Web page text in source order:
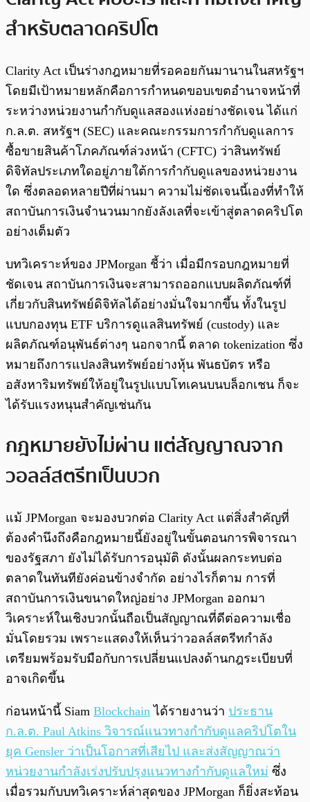
สำหรับตลาดคริปโต
Clarity Act เป็นร่างกฎหมายที่รอคอยกันมานานในสหรัฐฯ
โดยมีเป้าหมายหลักคือการกำหนดขอบเขตอำนาจหน้าที่
ระหว่างหน่วยงานกำกับดูแลสองแห่งอย่างชัดเจน ได้แก่
ก.ล.ต. สหรัฐฯ (SEC) และคณะกรรมการกำกับดูแลการ
ซื้อขายสินค้าโภคภัณฑ์ล่วงหน้า (CFTC) ว่าสินทรัพย์
ดิจิทัลประเภทใดอยู่ภายใต้การกำกับดูแลของหน่วยงาน
ใด ซึ่งตลอดหลายปีที่ผ่านมา ความไม่ชัดเจนนี้เองที่ทำให้
สถาบันการเงินจำนวนมากยังลังเลที่จะเข้าสู่ตลาดคริปโต
อย่างเต็มตัว
บทวิเคราะห์ของ JPMorgan ชี้ว่า เมื่อมีกรอบกฎหมายที่
ชัดเจน สถาบันการเงินจะสามารถออกแบบผลิตภัณฑ์ที่
เกี่ยวกับสินทรัพย์ดิจิทัลได้อย่างมั่นใจมากขึ้น ทั้งในรูป
แบบกองทุน ETF บริการดูแลสินทรัพย์ (custody) และ
ผลิตภัณฑ์อนุพันธ์ต่างๆ นอกจากนี้ ตลาด tokenization ซึ่ง
หมายถึงการแปลงสินทรัพย์อย่างหุ้น พันธบัตร หรือ
อสังหาริมทรัพย์ให้อยู่ในรูปแบบโทเคนบนบล็อกเชน ก็จะ
ได้รับแรงหนุนสำคัญเช่นกัน
กฎหมายยังไม่ผ่าน แต่สัญญาณจาก
วอลล์สตรีทเป็นบวก
แม้ JPMorgan จะมองบวกต่อ Clarity Act แต่สิ่งสำคัญที่
ต้องคำนึงถึงคือกฎหมายนี้ยังอยู่ในขั้นตอนการพิจารณา
ของรัฐสภา ยังไม่ได้รับการอนุมัติ ดังนั้นผลกระทบต่อ
ตลาดในทันทียังค่อนข้างจำกัด อย่างไรก็ตาม การที่
สถาบันการเงินขนาดใหญ่อย่าง JPMorgan ออกมา
วิเคราะห์ในเชิงบวกนั้นถือเป็นสัญญาณที่ดีต่อความเชื่อ
มั่นโดยรวม เพราะแสดงให้เห็นว่าวอลล์สตรีทกำลัง
เตรียมพร้อมรับมือกับการเปลี่ยนแปลงด้านกฎระเบียบที่
อาจเกิดขึ้น
ก่อนหน้านี้ Siam Blockchain ได้รายงานว่า ประธาน
ก.ล.ต. Paul Atkins วิจารณ์แนวทางกำกับดูแลคริปโตใน
ยุค Gensler ว่าเป็นโอกาสที่เสียไป และส่งสัญญาณว่า
หน่วยงานกำลังเร่งปรับปรุงแนวทางกำกับดูแลใหม่ ซึ่ง
เมื่อรวมกับบทวิเคราะห์ล่าสุดของ JPMorgan ก็ยิ่งสะท้อน